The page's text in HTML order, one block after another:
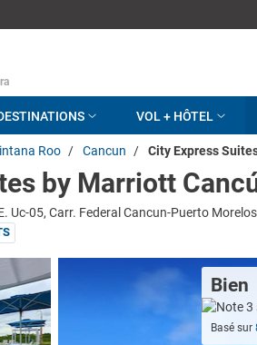
VOL + HÔTEL
Roo / Cancun / City Express
by Marriott
Uc-05, Carr. Federal Cancun-Puerto Morelos
Bien
Basé sur